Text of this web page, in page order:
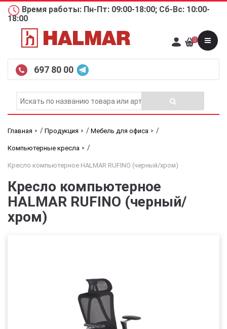
Время работы: Пн-Пт: 09:00-18:00; Сб-Вс: 10:00-
18:00
697 80 00
0
Главная / Продукция / Мебель для офиса /
Компьютерные кресла /
Кресло компьютерное HALMAR RUFINO (черный/хром)
Кресло компьютерное
HALMAR RUFINO (черный/
хром)